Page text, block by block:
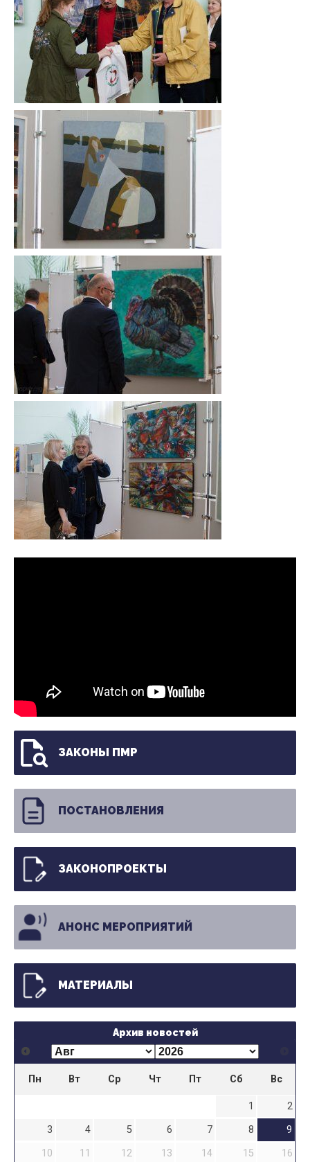
ЗАКОНЫ ПМР
ПОСТАНОВЛЕНИЯ
ЗАКОНОПРОЕКТЫ
АНОНС МЕРОПРИЯТИЙ
МАТЕРИАЛЫ
Архив новостей
Пн Вт Ср Чт Пт Сб Вс
1
2
3
4 5 6 7 8
9
10
11 12 13 14 15
16